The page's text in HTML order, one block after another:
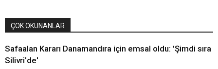
ÇOK OKUNANLAR
Safaalan Kararı Danamandıra için emsal oldu: 'Şimdi sıra
Silivri'de'